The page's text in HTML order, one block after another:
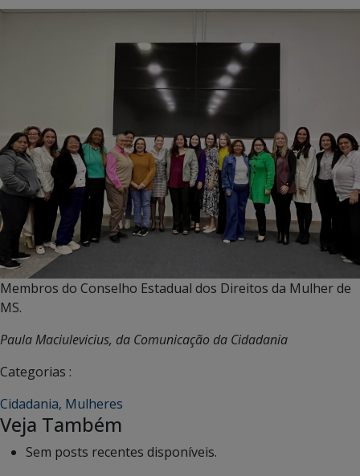
Membros do Conselho Estadual dos Direitos da Mulher de
MS.
Paula Maciulevicius, da Comunicação da Cidadania
Categorias :
Cidadania, Mulheres
Veja Também
Sem posts recentes disponíveis.